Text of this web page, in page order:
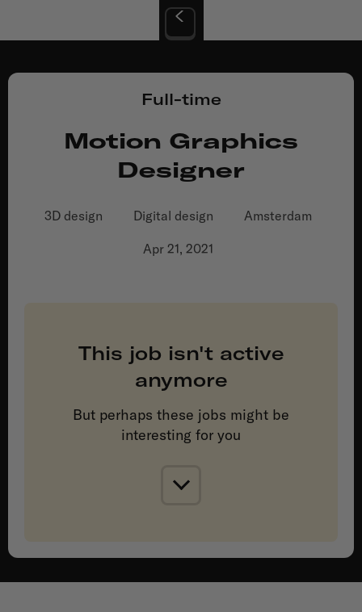
Full-time
Motion Graphics
Designer
3D design Digital design Amsterdam
Apr 21, 2021
This job isn't active
anymore
But perhaps these jobs might be
interesting for you